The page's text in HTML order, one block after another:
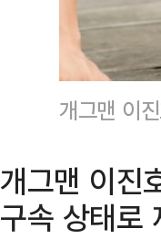
개그맨 이
개그맨 이진
구속 상태로